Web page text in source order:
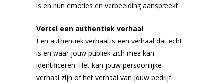
is en hun emoties en verbeelding aanspreekt.
Vertel een authentiek verhaal
Een authentiek verhaal is een verhaal dat echt
is en waar jouw publiek zich mee kan
identificeren. Het kan jouw persoonlijke
verhaal zijn of het verhaal van jouw bedrijf.